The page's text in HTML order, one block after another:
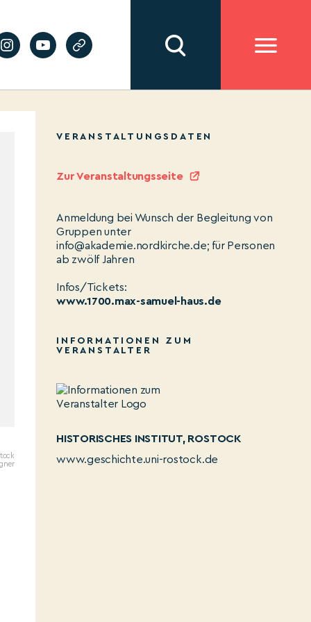
VERANSTALTUNGSDATEN
Zur Veranstaltungsseite
Anmeldung bei Wunsch der Begleitung von
Gruppen unter
info@akademie.nordkirche.de; für Personen
ab zwölf Jahren
Infos/Tickets:
www.1700.max-samuel-haus.de
INFORMATIONEN ZUM
VERANSTALTER
HISTORISCHES INSTITUT, ROSTOCK
www.geschichte.uni-rostock.de